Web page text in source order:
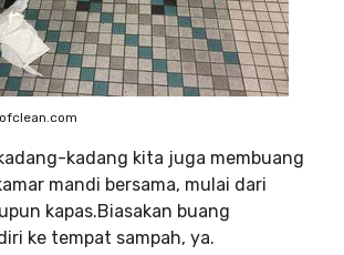
kadang kita juga membuang
mandi bersama, mulai dari
kapas.Biasakan buang
ke tempat sampah, ya.